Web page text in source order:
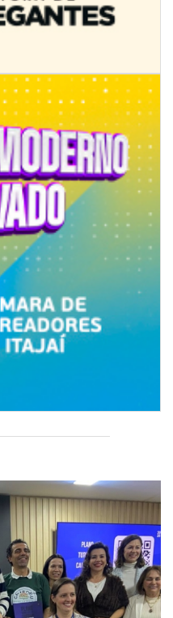
reúnem especialistas para
Piano” neste sábado